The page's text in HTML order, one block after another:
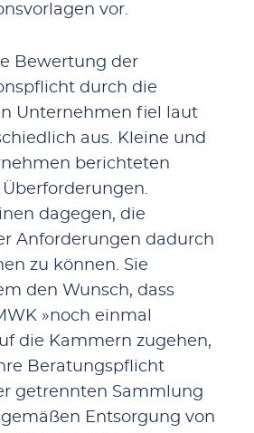
vor.
Bewertung der
durch die
Unternehmen fiel laut
aus. Kleine und
berichteten
dagegen, die
Anforderungen dadurch
zu können. Sie
den Wunsch, dass
»noch einmal
die Kammern zugehen,
Beratungspflicht
getrennten Sammlung
Entsorgung von